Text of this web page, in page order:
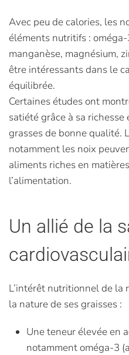
Avec peu de calories, les
éléments nutritifs :
manganèse, magnésium,
être intéressants dans le
équilibrée.
Certaines études ont
satiété grâce à sa
grasses de bonne qualité.
notamment les noix
aliments riches en
l’alimentation.
Un allié de la
L’intérêt nutritionnel de la
la nature de ses graisses :
Une teneur élevée en
notamment oméga-3